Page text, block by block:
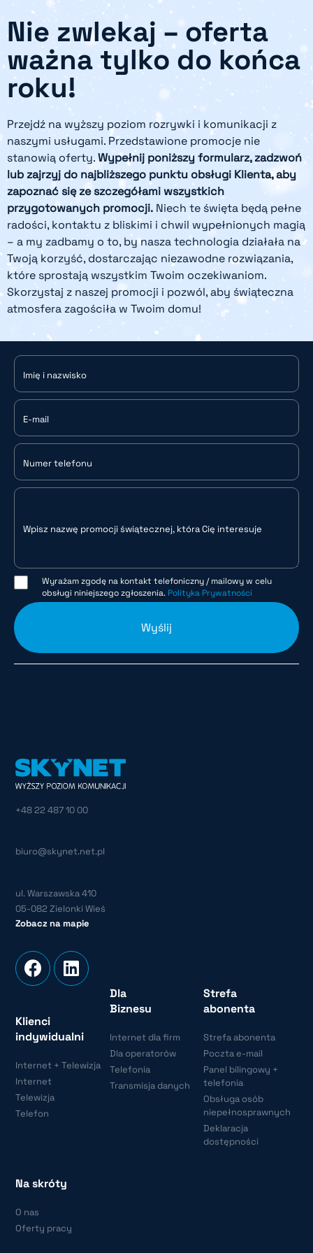
Nie zwlekaj – oferta
ważna tylko do końca
roku!
Przejdź na wyższy poziom rozrywki i komunikacji z
naszymi usługami. Przedstawione promocje nie
stanowią oferty.Wypełnij poniższy formularz, zadzwoń
lub zajrzyj do najbliższego punktu obsługi Klienta, aby
zapoznać się ze szczegółami wszystkich
przygotowanych promocji. Niech te święta będą pełne
radości, kontaktu z bliskimi i chwil wypełnionych magią
– a my zadbamy o to, by nasza technologia działała na
Twoją korzyść, dostarczając niezawodne rozwiązania,
które sprostają wszystkim Twoim oczekiwaniom.
Skorzystaj z naszej promocji i pozwól, aby świąteczna
atmosfera zagościła w Twoim domu!
Imię i nazwisko
E-mail
Numer telefonu
Wpisz nazwę promocji świątecznej, która Cię interesuje
Wyrażam zgodę na kontakt telefoniczny / mailowy w celu
obsługi niniejszego zgłoszenia. Polityka Prywatności
Wyślij
+48 22 487 10 00
biuro@skynet.net.pl
ul. Warszawska 410
05-082 Zielonki Wieś
Zobacz na mapie
Klienci
indywidualni
Internet + Telewizja
Internet
Telewizja
Telefon
Dla
Biznesu
Internet dla firm
Dla operatorów
Telefonia
Transmisja danych
Strefa
abonenta
Strefa abonenta
Poczta e-mail
Panel bilingowy +
telefonia
Obsługa osób
niepełnosprawnych
Deklaracja
dostępności
Na skróty
O nas
Oferty pracy